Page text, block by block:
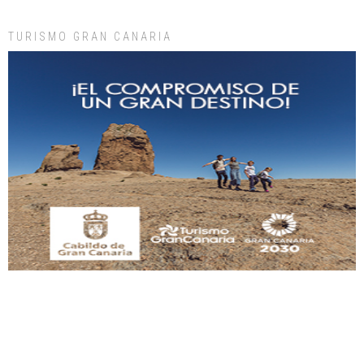
Gato manso encontrado
Este gato macho ha aparecido en la calle hace menos de un mes, es muy
manso y extremadamente cari...
Leales.org » Gran Canaria | 9.7.2025
TURISMO GRAN CANARIA